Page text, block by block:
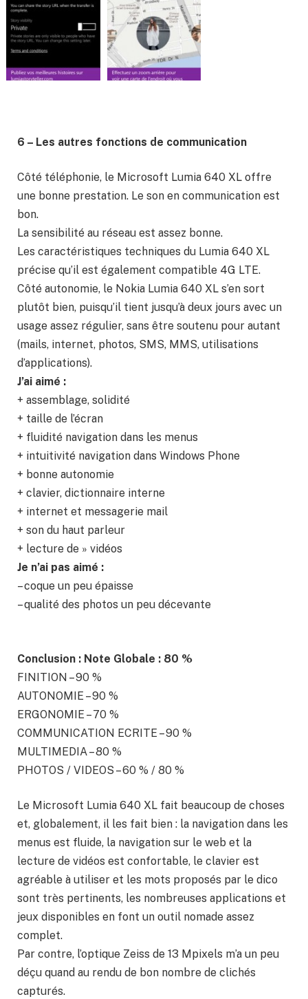
6 – Les autres fonctions de communication
Côté téléphonie, le Microsoft Lumia 640 XL offre
une bonne prestation. Le son en communication est
bon.
La sensibilité au réseau est assez bonne.
Les caractéristiques techniques du Lumia 640 XL
précise qu’il est également compatible 4G LTE.
Côté autonomie, le Nokia Lumia 640 XL s’en sort
plutôt bien, puisqu’il tient jusqu’à deux jours avec un
usage assez régulier, sans être soutenu pour autant
(mails, internet, photos, SMS, MMS, utilisations
d’applications).
J’ai aimé :
+ assemblage, solidité
+ taille de l’écran
+ fluidité navigation dans les menus
+ intuitivité navigation dans Windows Phone
+ bonne autonomie
+ clavier, dictionnaire interne
+ internet et messagerie mail
+ son du haut parleur
+ lecture de » vidéos
Je n’ai pas aimé :
– coque un peu épaisse
– qualité des photos un peu décevante
Conclusion : Note Globale : 80 %
FINITION – 90 %
AUTONOMIE – 90 %
ERGONOMIE – 70 %
COMMUNICATION ECRITE – 90 %
MULTIMEDIA – 80 %
PHOTOS / VIDEOS – 60 % / 80 %
Le Microsoft Lumia 640 XL fait beaucoup de choses
et, globalement, il les fait bien : la navigation dans les
menus est fluide, la navigation sur le web et la
lecture de vidéos est confortable, le clavier est
agréable à utiliser et les mots proposés par le dico
sont très pertinents, les nombreuses applications et
jeux disponibles en font un outil nomade assez
complet.
Par contre, l’optique Zeiss de 13 Mpixels m’a un peu
déçu quand au rendu de bon nombre de clichés
capturés.